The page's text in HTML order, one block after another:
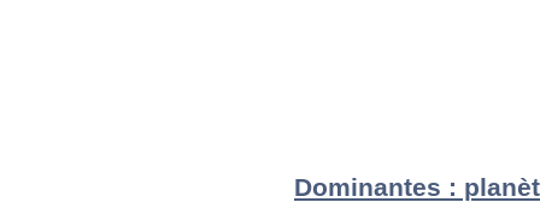
Dominantes :